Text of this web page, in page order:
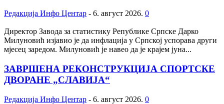
Редакција Инфо Центар - 6. август 2026. 0
Директор Завода за статистику Републике Српске Дарко
Милуновић изјавио је да инфлација у Српској успорава други
мјесец заредом. Милуновић је навео да је крајем јуна...
ЗАВРШЕНА РЕКОНСТРУКЦИЈА СПОРТСКЕ
ДВОРАНЕ „СЛАВИЈА“
Редакција Инфо Центар - 6. август 2026. 0